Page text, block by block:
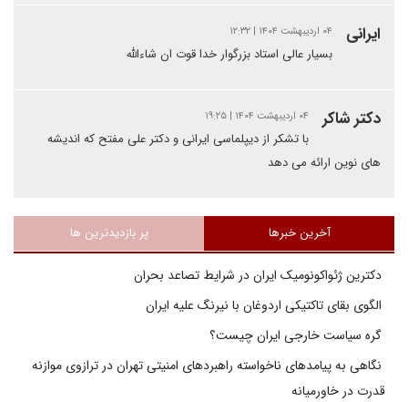
ایرانی ۰۴ اردیبهشت ۱۴۰۴ | ۱۲:۳۲
بسیار عالی استاد بزرگوار خدا قوت ان شاءالله
دکتر شاکر ۰۴ اردیبهشت ۱۴۰۴ | ۱۹:۲۵
با تشکر از دیپلماسی ایرانی و دکتر علی مفتح که اندیشه
های نوین ارائه می دهد
آخرین خبرها پر بازدیدترین ها
دکترین ژئواکونومیک ایران در شرایط تصاعد بحران
الگوی بقای تاکتیکی اردوغان با نیرنگ علیه ایران
گره سیاست خارجی ایران چیست؟
نگاهی به پیامدهای ناخواسته راهبردهای امنیتی تهران در ترازوی موازنه
قدرت در خاورمیانه